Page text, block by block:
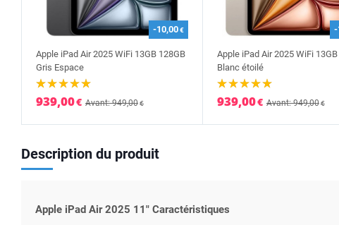
-10,00€
Apple iPad Air 2025 WiFi 13GB 128GB
Gris Espace
939,00€ Avant: 949,00€
-
Apple iPad Air 2025 WiFi
Blanc étoilé
939,00€ Avant: 949,00€
Description du produit
Apple iPad Air 2025 11" Caractéristiques